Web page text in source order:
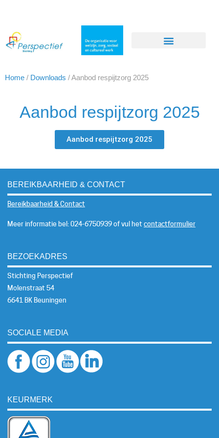
Home / Downloads /Aanbod respijtzorg 2025
Aanbod respijtzorg 2025
Aanbod respijtzorg 2025
BEREIKBAARHEID & CONTACT
Bereikbaarheid & Contact
Meer informatie bel: 024-6750939 of vul hetcontactformulier
BEZOEKADRES
Stichting Perspectief
Molenstraat 54
6641 BK Beuningen
SOCIALE MEDIA
KEURMERK